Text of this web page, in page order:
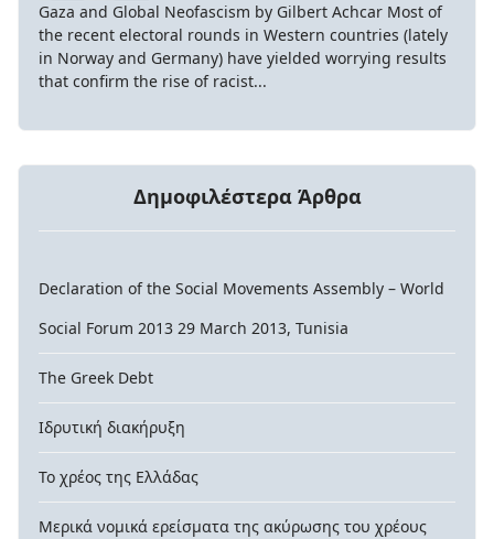
Gaza and Global Neofascism by Gilbert Achcar Most of
the recent electoral rounds in Western countries (lately
in Norway and Germany) have yielded worrying results
that confirm the rise of racist...
Δημοφιλέστερα Άρθρα
Declaration of the Social Movements Assembly – World
Social Forum 2013 29 March 2013, Tunisia
The Greek Debt
Ιδρυτική διακήρυξη
Το χρέος της Ελλάδας
Μερικά νομικά ερείσματα της ακύρωσης του χρέους